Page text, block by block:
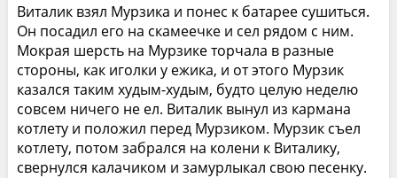
Виталик взял Мурзика и понес к батарее сушиться.
Он посадил его на скамеечке и сел рядом с ним.
Мокрая шерсть на Мурзике торчала в разные
стороны, как иголки у ежика, и от этого Мурзик
казался таким худым-худым, будто целую неделю
совсем ничего не ел. Виталик вынул из кармана
котлету и положил перед Мурзиком. Мурзик съел
котлету, потом забрался на колени к Виталику,
свернулся калачиком и замурлыкал свою песенку.